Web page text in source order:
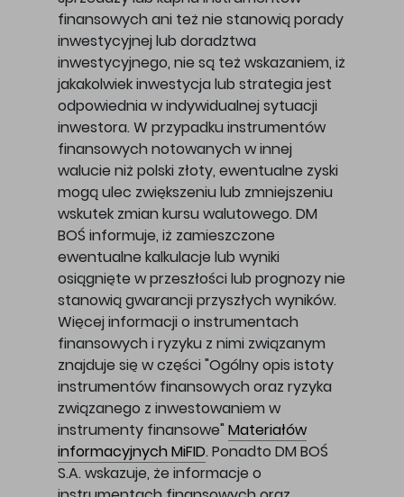
finansowych ani też nie stanowią porady
inwestycyjnej lub doradztwa
inwestycyjnego, nie są też wskazaniem, iż
jakakolwiek inwestycja lub strategia jest
odpowiednia w indywidualnej sytuacji
inwestora. W przypadku instrumentów
finansowych notowanych w innej
walucie niż polski złoty, ewentualne zyski
mogą ulec zwiększeniu lub zmniejszeniu
wskutek zmian kursu walutowego. DM
BOŚ informuje, iż zamieszczone
ewentualne kalkulacje lub wyniki
osiągnięte w przeszłości lub prognozy nie
stanowią gwarancji przyszłych wyników.
Więcej informacji o instrumentach
finansowych i ryzyku z nimi związanym
znajduje się w części "Ogólny opis istoty
instrumentów finansowych oraz ryzyka
związanego z inwestowaniem w
instrumenty finansowe" Materiałów
informacyjnych MiFID. Ponadto DM BOŚ
S.A. wskazuje, że informacje o